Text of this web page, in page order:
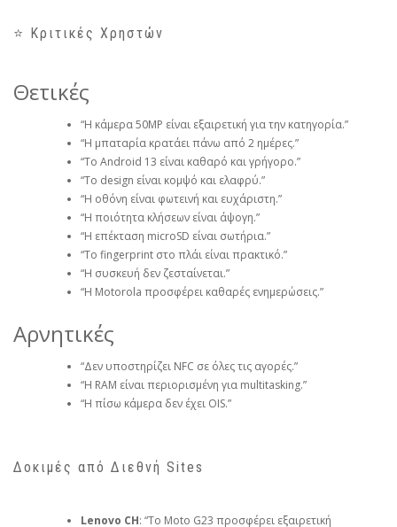
⭐ Κριτικές Χρηστών
Θετικές
“Η κάμερα 50MP είναι εξαιρετική για την κατηγορία.”
“Η μπαταρία κρατάει πάνω από 2 ημέρες.”
“Το Android 13 είναι καθαρό και γρήγορο.”
“Το design είναι κομψό και ελαφρύ.”
“Η οθόνη είναι φωτεινή και ευχάριστη.”
“Η ποιότητα κλήσεων είναι άψογη.”
“Η επέκταση microSD είναι σωτήρια.”
“Το fingerprint στο πλάι είναι πρακτικό.”
“Η συσκευή δεν ζεσταίνεται.”
“Η Motorola προσφέρει καθαρές ενημερώσεις.”
Αρνητικές
“Δεν υποστηρίζει NFC σε όλες τις αγορές.”
“Η RAM είναι περιορισμένη για multitasking.”
“Η πίσω κάμερα δεν έχει OIS.”
Δοκιμές από Διεθνή Sites
Lenovo CH: “Το Moto G23 προσφέρει εξαιρετική